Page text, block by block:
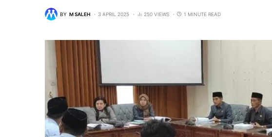
BY M SALEH 3 APRIL 2025 250 VIEWS 1 MINUTE READ